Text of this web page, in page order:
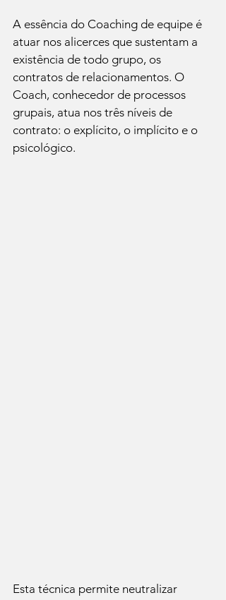
A essência do Coaching de equipe é
atuar nos alicerces que sustentam a
existência de todo grupo, os
contratos de relacionamentos. O
Coach, conhecedor de processos
grupais, atua nos três níveis de
contrato: o explícito, o implícito e o
psicológico.
Esta técnica permite neutralizar